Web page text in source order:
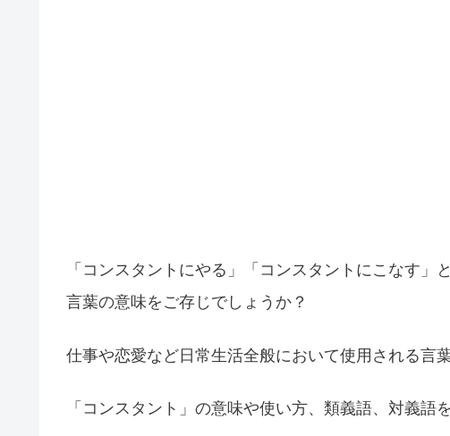
「コンスタントにやる」「コンスタントにこなす」
言葉の意味をご存じでしょうか？
仕事や恋愛など日常生活全般において使用される言
「コンスタント」の意味や使い方、類義語、対義語